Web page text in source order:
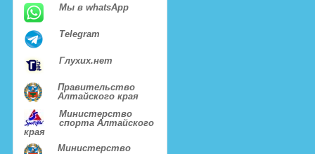
Мы в whatsApp
Telegram
Глухих.нет
Правительство
Алтайского края
Министерство
спорта Алтайского
края
Министерство